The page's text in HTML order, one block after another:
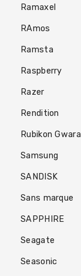
Ramaxel
RAmos
Ramsta
Raspberry
Razer
Rendition
Rubikon
Samsung
SANDISK
Sans marque
SAPPHIRE
Seagate
Seasonic